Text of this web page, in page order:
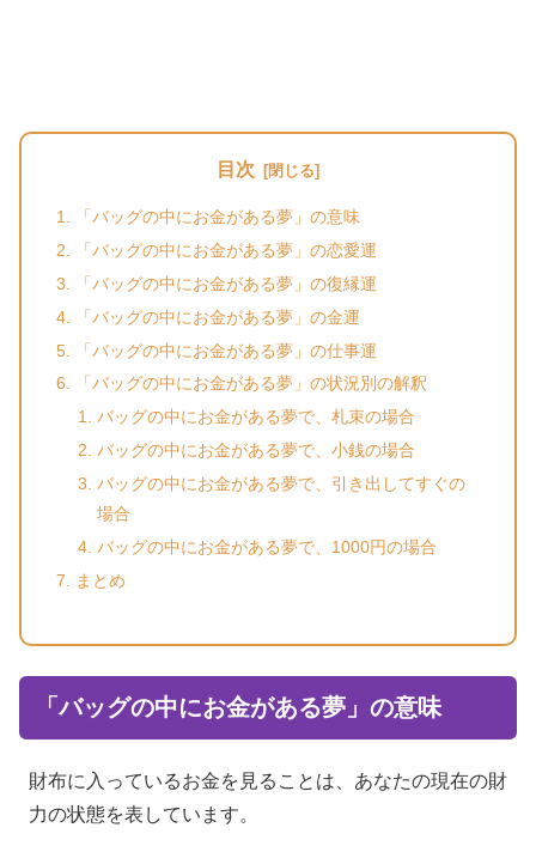
目次
「バッグの中にお金がある夢」の意味
「バッグの中にお金がある夢」の恋愛運
「バッグの中にお金がある夢」の復縁運
「バッグの中にお金がある夢」の金運
「バッグの中にお金がある夢」の仕事運
「バッグの中にお金がある夢」の状況別の解釈
バッグの中にお金がある夢で、札束の場合
バッグの中にお金がある夢で、小銭の場合
バッグの中にお金がある夢で、引き出してすぐの
場合
バッグの中にお金がある夢で、1000円の場合
まとめ
「バッグの中にお金がある夢」の意味
財布に入っているお金を見ることは、あなたの現在の財
力の状態を表しています。